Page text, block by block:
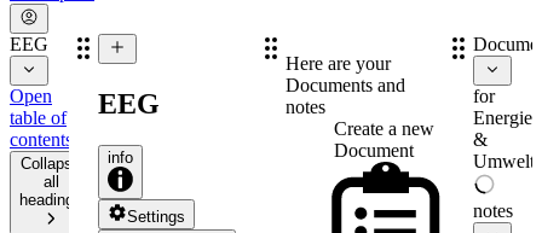
EEG
Open
table of
contents
Collapse
all
headings
EEG
info
Settings
Here are your
Documents and
notes
Create a new
Document
for
Energie-
&
notes